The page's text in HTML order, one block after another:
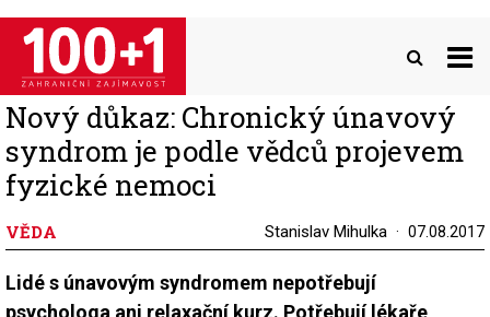
Přejít
hlavnímu
obsahu
Nový důkaz: Chronický únavový
syndrom je podle vědců projevem
fyzické nemoci
VĚDA Stanislav Mihulka 07.08.2017
Lidé s únavovým syndromem nepotřebují
psychologa ani relaxační kurz. Potřebují lékaře